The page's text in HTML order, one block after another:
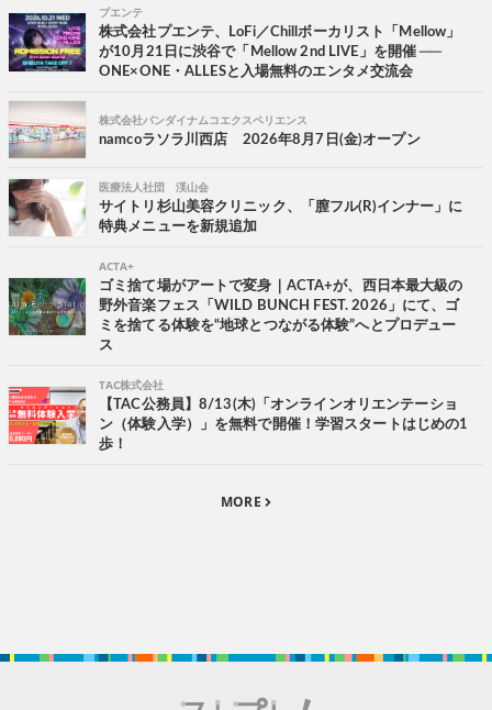
プエンテ
株式会社プエンテ、LoFi／Chillボーカリスト「Mellow」
が10月21日に渋谷で「Mellow 2nd LIVE」を開催 ──
ONE×ONE・ALLESと入場無料のエンタメ交流会
株式会社バンダイナムコエクスペリエンス
namcoラソラ川西店 2026年8月7日(金)オープン
医療法人社団 渓山会
サイトリ杉山美容クリニック、「膣フル(R)インナー」に
特典メニューを新規追加
ACTA+
ゴミ捨て場がアートで変身｜ACTA+が、西日本最大級の
野外音楽フェス「WILD BUNCH FEST. 2026」にて、ゴ
ミを捨てる体験を“地球とつながる体験”へとプロデュー
ス
TAC株式会社
【TAC公務員】8/13(木)「オンラインオリエンテーショ
ン（体験入学）」を無料で開催！学習スタートはじめの1
歩！
MORE